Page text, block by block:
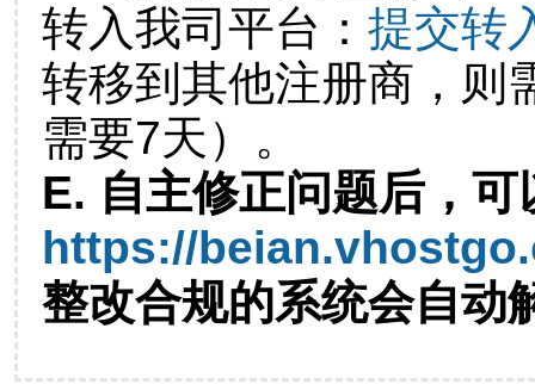
转入我司平台： 提交转
转移到其他注册商，则
需要7天）。
E. 自主修正问题后，可
https://
整改合规的系统会自动